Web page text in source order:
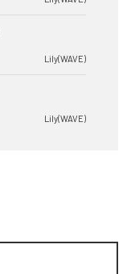
Lily(WAVE)
Lily(WAVE)